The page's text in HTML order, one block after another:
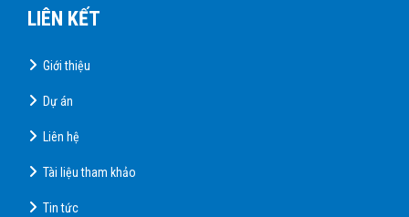
LIÊN KẾT
Giới thiệu
Dự án
Liên hệ
Tài liệu tham khảo
Tin tức